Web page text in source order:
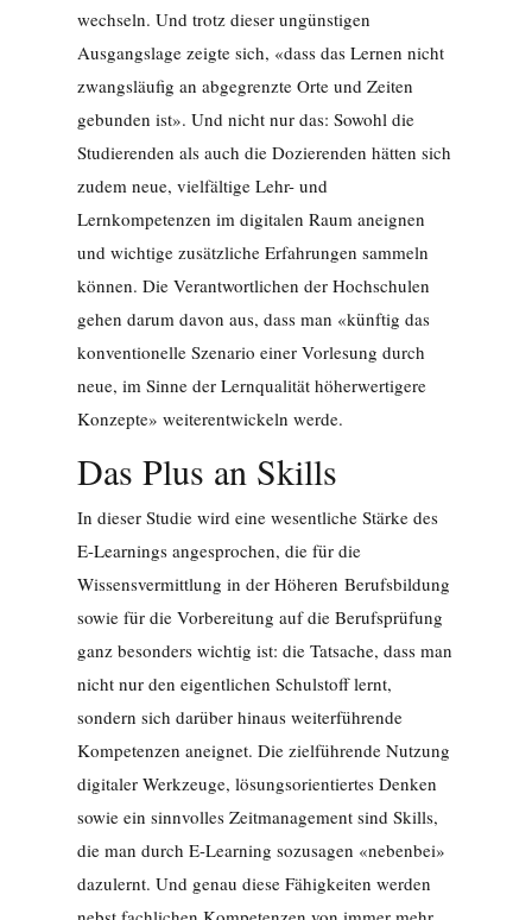
wechseln. Und trotz dieser ungünstigen
Ausgangslage zeigte sich, «dass das Lernen nicht
zwangsläufig an abgegrenzte Orte und Zeiten
gebunden ist». Und nicht nur das: Sowohl die
Studierenden als auch die Dozierenden hätten sich
zudem neue, vielfältige Lehr- und
Lernkompetenzen im digitalen Raum aneignen
und wichtige zusätzliche Erfahrungen sammeln
können. Die Verantwortlichen der Hochschulen
gehen darum davon aus, dass man «künftig das
konventionelle Szenario einer Vorlesung durch
neue, im Sinne der Lernqualität höherwertigere
Konzepte» weiterentwickeln werde.
Das Plus an Skills
In dieser Studie wird eine wesentliche Stärke des
E-Learnings angesprochen, die für die
Wissensvermittlung in der Höheren Berufsbildung
sowie für die Vorbereitung auf die Berufsprüfung
ganz besonders wichtig ist: die Tatsache, dass man
nicht nur den eigentlichen Schulstoff lernt,
sondern sich darüber hinaus weiterführende
Kompetenzen aneignet. Die zielführende Nutzung
digitaler Werkzeuge, lösungsorientiertes Denken
sowie ein sinnvolles Zeitmanagement sind Skills,
die man durch E-Learning sozusagen «nebenbei»
dazulernt. Und genau diese Fähigkeiten werden